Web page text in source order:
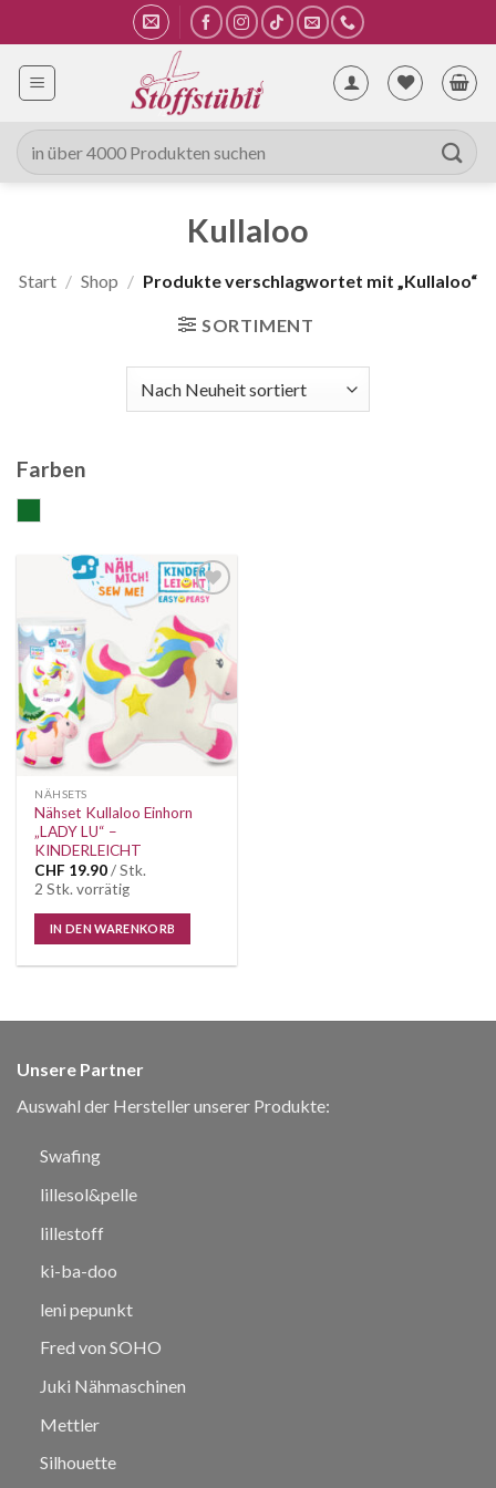
Inhalt
springen
Suche
nach:
Kullaloo
Start / Shop / Produkte verschlagwortet mit „Kullaloo“
SORTIMENT
Farben
Wunschliste
NÄHSETS
Nähset Kullaloo Einhorn
„LADY LU“ –
KINDERLEICHT
CHF 19.90/ Stk.
2 Stk. vorrätig
IN DEN WARENKORB
Unsere Partner
Auswahl der Hersteller unserer Produkte:
Swafing
lillesol&pelle
lillestoff
ki-ba-doo
leni pepunkt
Fred von SOHO
Juki Nähmaschinen
Mettler
Silhouette